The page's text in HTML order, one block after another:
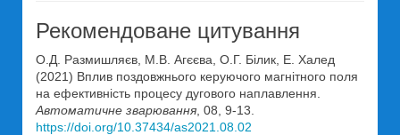
Рекомендоване цитування
О.Д. Размишляєв, М.В. Агєєва, О.Г. Білик, Е. Халед
(2021) Вплив поздовжнього керуючого магнітного поля
на ефективність процесу дугового наплавлення.
Автоматичне зварювання , 08, 9-13.
https://doi.org/10.37434/as2021.08.02